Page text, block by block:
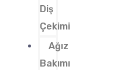
Diş
Çekimi
Ağız
Bakımı